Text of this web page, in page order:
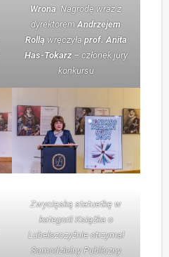
Wrona. Nagrodę wraz z
dyrektoremAndrzejem
Rolląwręczyłaprof. Anita
Has-Tokarz – członek jury
konkursu
Zwycięską statuetkę w
kategorii Książka o
Lubelszczyźnie otrzymał
Samodzielny Publiczny